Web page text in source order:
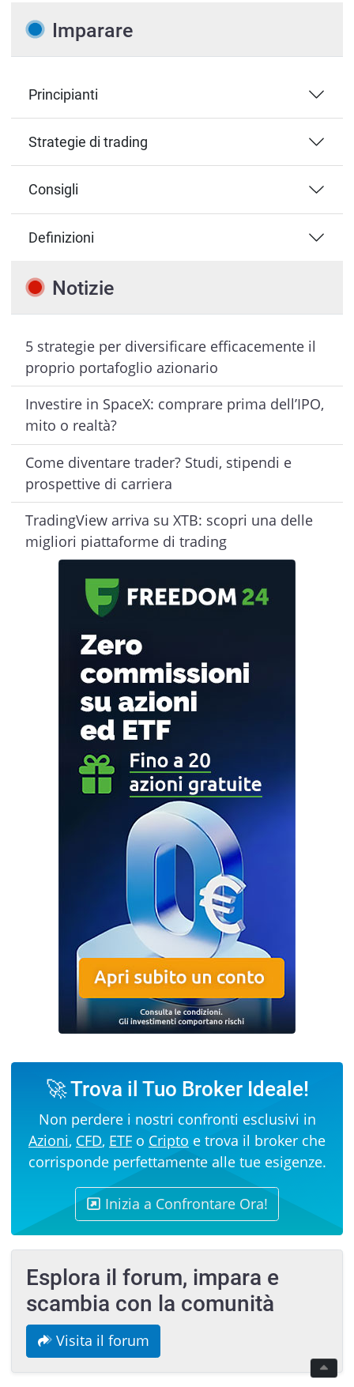
Imparare
Principianti
Strategie di trading
Consigli
Definizioni
Notizie
5 strategie per diversificare efficacemente il
proprio portafoglio azionario
Investire in SpaceX: comprare prima dell’IPO,
mito o realtà?
Come diventare trader? Studi, stipendi e
prospettive di carriera
TradingView arriva su XTB: scopri una delle
migliori piattaforme di trading
🚀 Trova il Tuo Broker Ideale!
Non perdere i nostri confronti esclusivi in
Azioni, CFD, ETF o Cripto e trova il broker che
corrisponde perfettamente alle tue esigenze.
Inizia a Confrontare Ora!
Esplora il forum, impara e
scambia con la comunità
Visita il forum